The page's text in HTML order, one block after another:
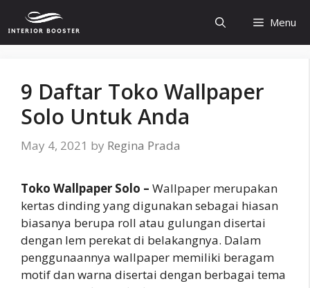
to
content
Menu
9 Daftar Toko Wallpaper
Solo Untuk Anda
May 4, 2021 by Regina Prada
Toko Wallpaper Solo – Wallpaper merupakan
kertas dinding yang digunakan sebagai hiasan
biasanya berupa roll atau gulungan disertai
dengan lem perekat di belakangnya. Dalam
penggunaannya wallpaper memiliki beragam
motif dan warna disertai dengan berbagai tema